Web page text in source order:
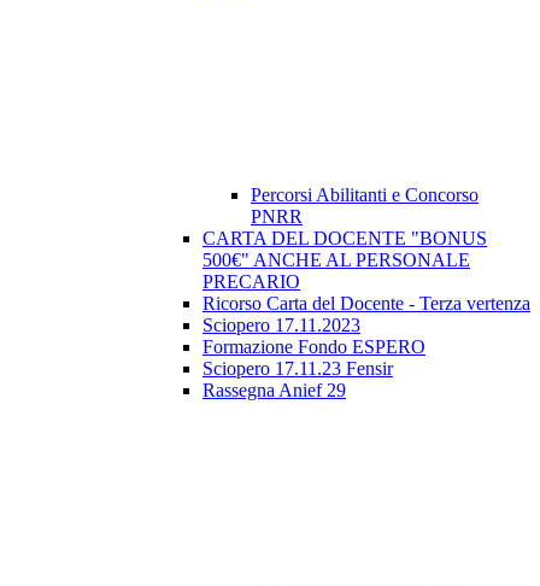
Percorsi Abilitanti e Concorso
PNRR
CARTA DEL DOCENTE "BONUS
500€" ANCHE AL PERSONALE
PRECARIO
Ricorso Carta del Docente - Terza vertenza
Sciopero 17.11.2023
Formazione Fondo ESPERO
Sciopero 17.11.23 Fensir
Rassegna Anief 29